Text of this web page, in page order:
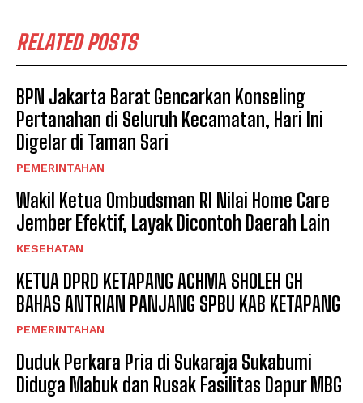
RELATED POSTS
BPN Jakarta Barat Gencarkan Konseling
Pertanahan di Seluruh Kecamatan, Hari Ini
Digelar di Taman Sari
PEMERINTAHAN
Wakil Ketua Ombudsman RI Nilai Home Care
Jember Efektif, Layak Dicontoh Daerah Lain
KESEHATAN
KETUA DPRD KETAPANG ACHMA SHOLEH GH
BAHAS ANTRIAN PANJANG SPBU KAB KETAPANG
PEMERINTAHAN
Duduk Perkara Pria di Sukaraja Sukabumi
Diduga Mabuk dan Rusak Fasilitas Dapur MBG